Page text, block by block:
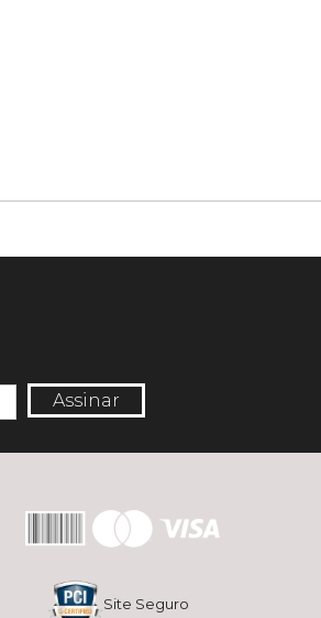
Assinar
Site Seguro